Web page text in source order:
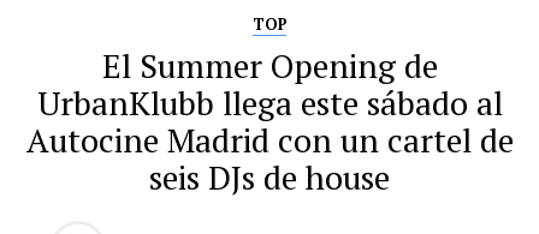
TOP
El Summer Opening de
UrbanKlubb llega este sábado al
Autocine Madrid con un cartel de
seis DJs de house